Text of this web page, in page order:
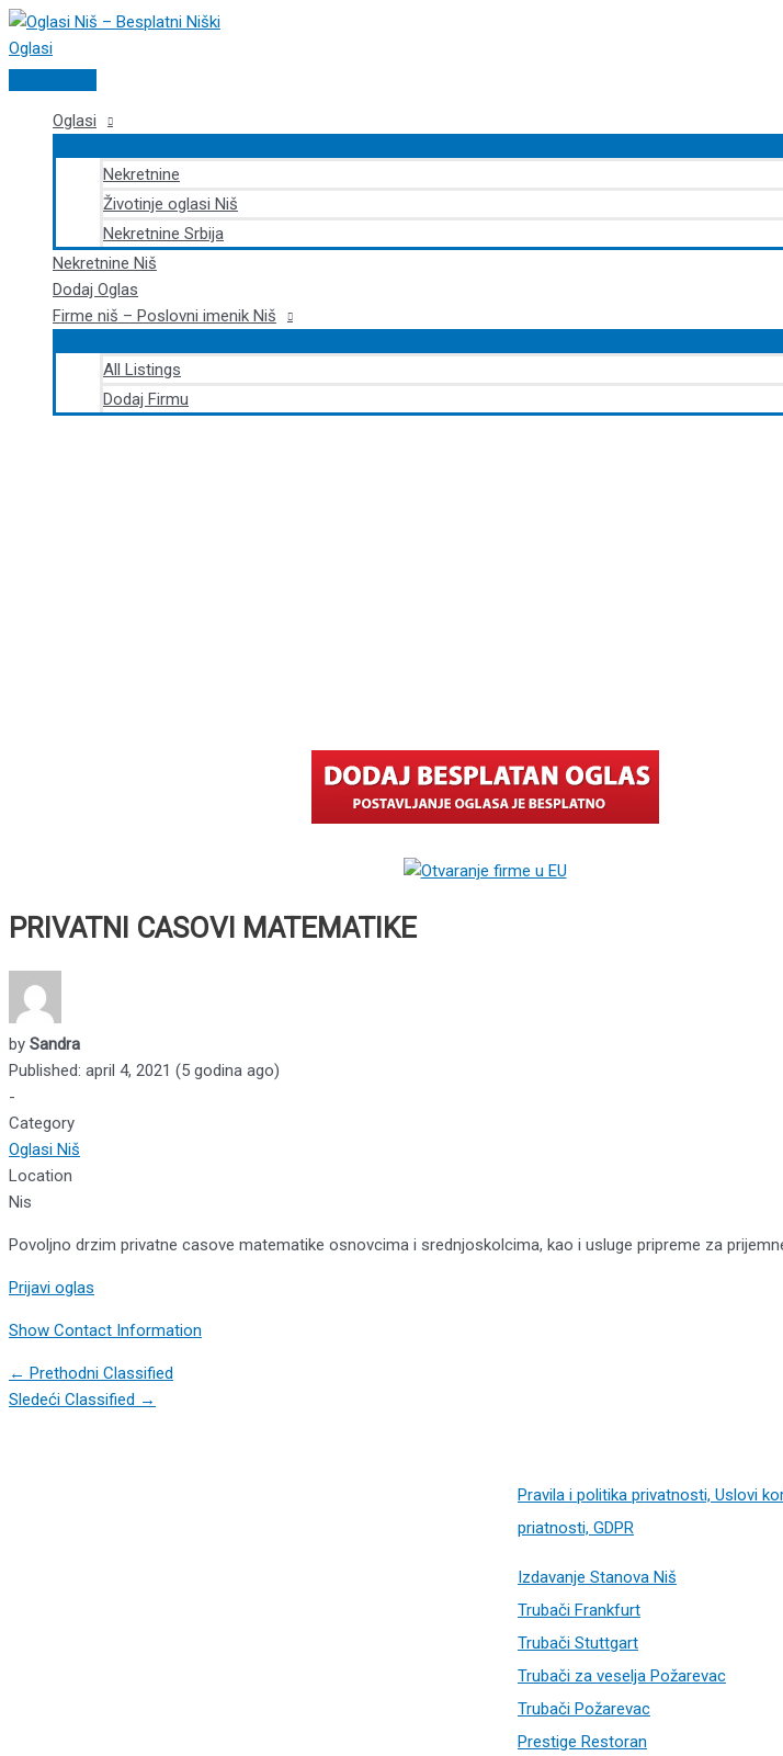
Pređi
na
sadržaj
Glavni
Oglasi
Nekretnine
Životinje oglasi Niš
Nekretnine Srbija
Nekretnine Niš
Dodaj Oglas
Firme niš – Poslovni imenik Niš
All Listings
Dodaj Firmu
PRIVATNI CASOVI MATEMATIKE
by Sandra
Published: april 4, 2021 (5 godina ago)
-
Category
Oglasi Niš
Location
Nis
Povoljno drzim privatne casove matematike osnovcima i srednjoskolcima, kao i usluge pripreme za
Prijavi oglas
Show Contact Information
Post
navigation
← Prethodni Classified
Sledeći Classified →
Pravila i politika privatnosti, Uslovi
priatnosti, GDPR
Izdavanje Stanova Niš
Trubači Frankfurt
Trubači Stuttgart
Trubači za veselja Požarevac
Trubači Požarevac
Prestige Restoran